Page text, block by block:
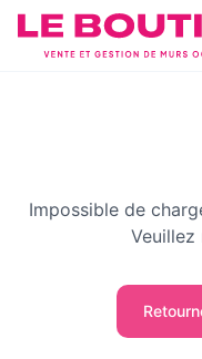
Impossible de
Veuillez